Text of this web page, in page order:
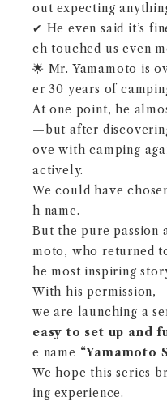
out expecting
✔ He even said it’s
ch touched us even
🌟 Mr. Yamamoto is
er 30 years of
At one point, he
—but after
ove with camping
actively.
We could have
h name.
But the pure passion
moto, who returned
he most inspiring
With his permission,
we are launching a
easy to set up and
e name “Yamamoto
We hope this series
ing experience.